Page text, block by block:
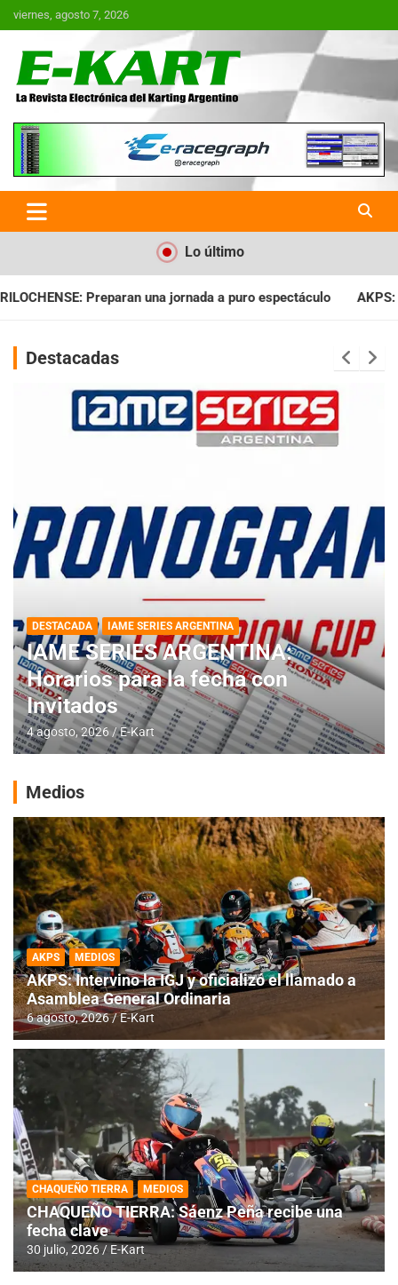
Saltar
al
viernes, agosto 7, 2026
E-Kart.com.ar | La Revista
Electrónica del Karting en
Argentina
Lo último
a puro espectáculo AKPS: Intervino la IGJ y oficializó el
Destacadas
DESTACADA IAME SERIES ARGENTINA
IAME SERIES ARGENTINA:
Horarios para la fecha con
Invitados
4 agosto, 2026 E-Kart
Medios
AKPS MEDIOS
AKPS: Intervino la IGJ y oficializó el llamado a
Asamblea General Ordinaria
6 agosto, 2026 E-Kart
CHAQUEÑO TIERRA MEDIOS
CHAQUEÑO TIERRA: Sáenz Peña recibe una
fecha clave
30 julio, 2026 E-Kart